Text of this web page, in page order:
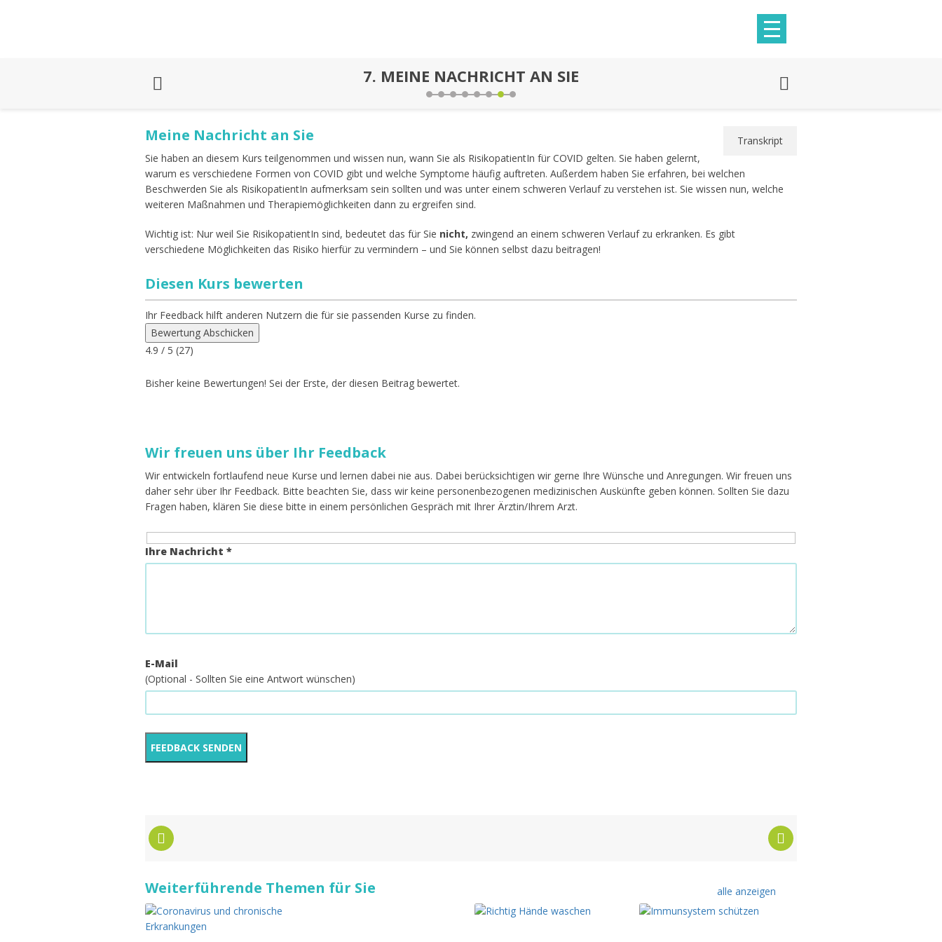
7. MEINE NACHRICHT AN SIE
Transkript
Meine Nachricht an Sie
Sie haben an diesem Kurs teilgenommen und wissen nun, wann Sie als RisikopatientIn für COVID gelten. Sie haben gelernt,
warum es verschiedene Formen von COVID gibt und welche Symptome häufig auftreten. Außerdem haben Sie erfahren, bei welchen
Beschwerden Sie als RisikopatientIn aufmerksam sein sollten und was unter einem schweren Verlauf zu verstehen ist. Sie wissen nun, welche
weiteren Maßnahmen und Therapiemöglichkeiten dann zu ergreifen sind.
Wichtig ist: Nur weil Sie RisikopatientIn sind, bedeutet das für Sie nicht, zwingend an einem schweren Verlauf zu erkranken. Es gibt
verschiedene Möglichkeiten das Risiko hierfür zu vermindern – und Sie können selbst dazu beitragen!
Diesen Kurs bewerten
Ihr Feedback hilft anderen Nutzern die für sie passenden Kurse zu finden.
Bewertung Abschicken
4.9 / 5 (27)
Bisher keine Bewertungen! Sei der Erste, der diesen Beitrag bewertet.
Wir freuen uns über Ihr Feedback
Wir entwickeln fortlaufend neue Kurse und lernen dabei nie aus. Dabei berücksichtigen wir gerne Ihre Wünsche und Anregungen. Wir freuen uns
daher sehr über Ihr Feedback. Bitte beachten Sie, dass wir keine personenbezogenen medizinischen Auskünfte geben können. Sollten Sie dazu
Fragen haben, klären Sie diese bitte in einem persönlichen Gespräch mit Ihrer Ärztin/Ihrem Arzt.
Ihre Nachricht *
E-Mail
(Optional - Sollten Sie eine Antwort wünschen)
Weiterführende Themen für Sie alle anzeigen